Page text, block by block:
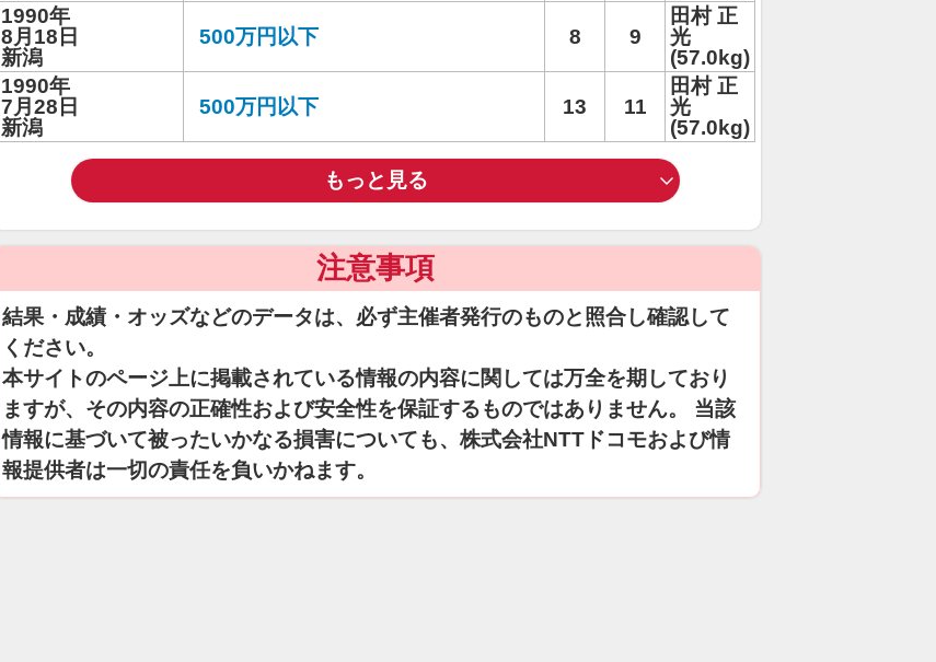
1990年
8月18日
新潟
500万円以下 8 9
田村 正
光
(57.0kg)
1990年
7月28日
新潟
500万円以下 13 11
田村 正
光
(57.0kg)
もっと見る
注意事項
結果・成績・オッズなどのデータは、必ず主催者発行のものと照合し確認して
ください。
本サイトのページ上に掲載されている情報の内容に関しては万全を期しており
ますが、その内容の正確性および安全性を保証するものではありません。 当該
情報に基づいて被ったいかなる損害についても、株式会社NTTドコモおよび情
報提供者は一切の責任を負いかねます。